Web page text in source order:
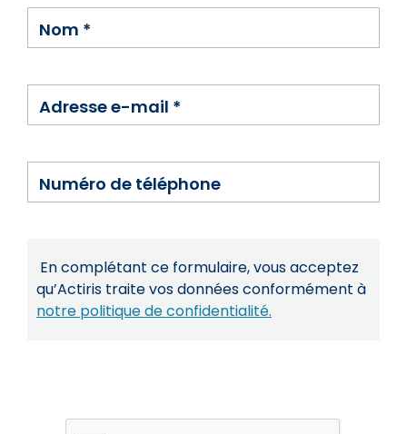
Nom *
Adresse e-mail *
Numéro de téléphone
En complétant ce formulaire, vous acceptez
qu’Actiris traite vos données conformément à
notre politique de confidentialité.